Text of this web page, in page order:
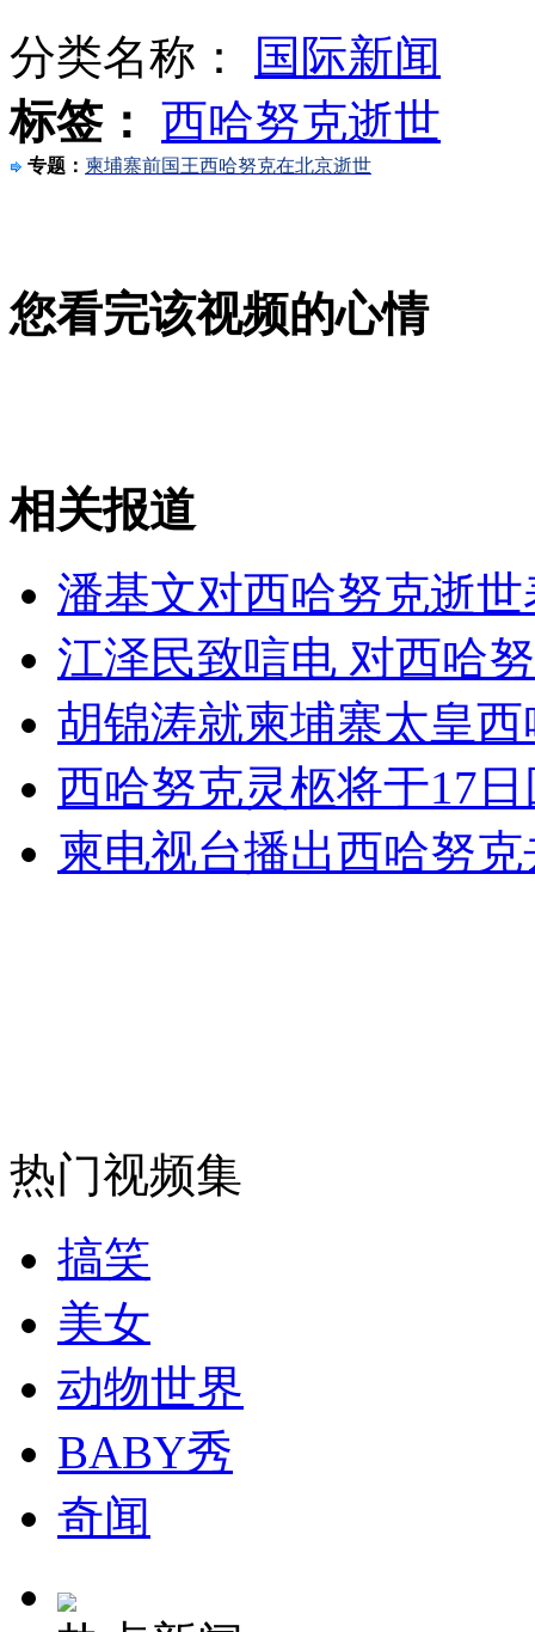
山西运城恶犬咬伤多人 警民合力深夜将其击毙
女孩北京地铁殴打老人 痛下狠手拳打脚踢
外交部：反对强权政治霸凌主义
走！跟着总书记去植树
分类名称：
国际新闻
标签： 西哈努克逝世
专题： 柬埔寨前国王西哈努克在北京逝世
您看完该视频的心情
相关报道
潘基文对西哈努克逝
江泽民致唁电 对西哈
胡锦涛就柬埔寨太皇
西哈努克灵柩将于17
柬电视台播出西哈努
热门视频集
搞笑
美女
动物世界
BABY秀
奇闻